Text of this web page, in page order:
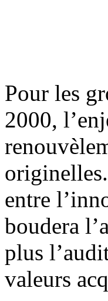
Pour les
2000,
entre
boudera
plus
valeurs